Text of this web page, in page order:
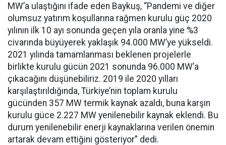
MW’a ulaştığını ifade eden Baykuş, “Pandemi ve diğer
olumsuz yatırım koşullarına rağmen kurulu güç 2020
yılının ilk 10 ayı sonunda geçen yıla oranla yine %3
civarında büyüyerek yaklaşık 94.000 MW’ye yükseldi.
2021 yılında tamamlanması beklenen projelerle
birlikte kurulu gücün 2021 sonunda 96.000 MW’a
çıkacağını düşünebiliriz. 2019 ile 2020 yılları
karşılaştırıldığında, Türkiye’nin toplam kurulu
gücünden 357 MW termik kaynak azaldı, buna karşın
kurulu güce 2.227 MW yenilenebilir kaynak eklendi. Bu
durum yenilenebilir enerji kaynaklarına verilen önemin
artarak devam ettiğini gösteriyor” dedi.